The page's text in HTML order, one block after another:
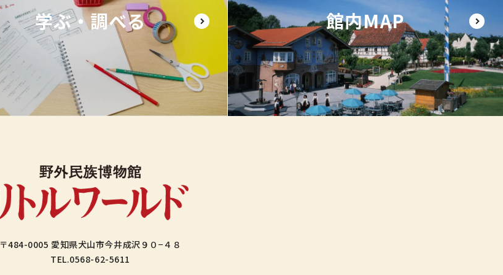
学ぶ・調べる 館内MAP
〒484-0005 愛知県犬山市今井成沢９０−４８
TEL.0568-62-5611